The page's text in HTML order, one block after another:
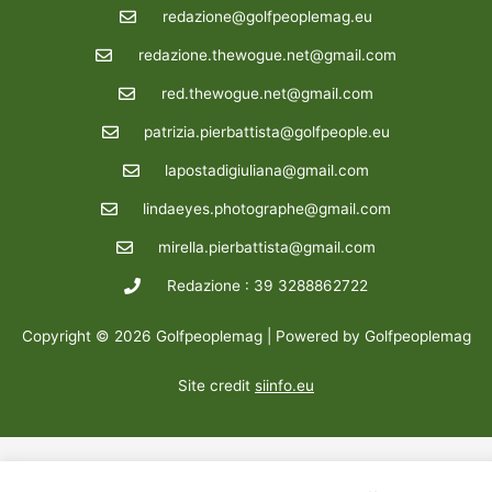
redazione@golfpeoplemag.eu
redazione.thewogue.net@gmail.com
red.thewogue.net@gmail.com
patrizia.pierbattista@golfpeople.eu
lapostadigiuliana@gmail.com
lindaeyes.photographe@gmail.com
mirella.pierbattista@gmail.com
Redazione : 39 3288862722
Copyright © 2026 Golfpeoplemag | Powered by Golfpeoplemag
Site credit siinfo.eu